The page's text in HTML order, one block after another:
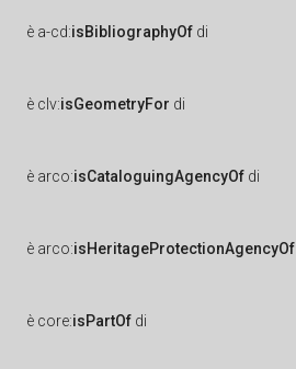
è a-cd:isBibliographyOf di
è clv:isGeometryFor di
è arco:isCataloguingAgencyOf di
è arco:isHeritageProtectionAgencyOf
è core:isPartOf di